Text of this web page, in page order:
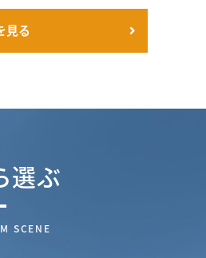
見る
選ぶ
SCENE